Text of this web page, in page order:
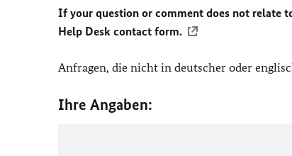
If your question or comment does not relate
Help Desk contact form.
Anfragen, die nicht in deutscher oder
Ihre Angaben: